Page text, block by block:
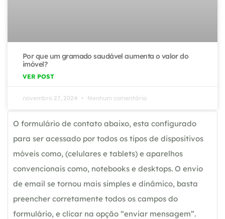
Por que um gramado saudável aumenta o valor do
imóvel?
VER POST
novembro 27, 2024 Nenhum comentário
O formulário de contato abaixo, esta configurado
para ser acessado por todos os tipos de dispositivos
móveis como, (celulares e tablets) e aparelhos
convencionais como, notebooks e desktops. O envio
de email se tornou mais simples e dinâmico, basta
preencher corretamente todos os campos do
formulário, e clicar na opção “enviar mensagem”.